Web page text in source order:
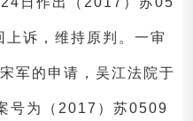
诉，维持原判。一审
军的申请，吴江法院于
号为（2017）苏0509